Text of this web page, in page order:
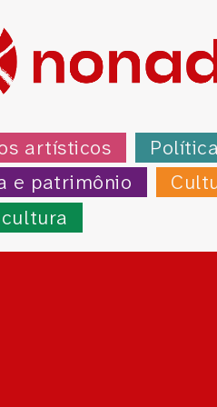
artísticos
e patrimônio